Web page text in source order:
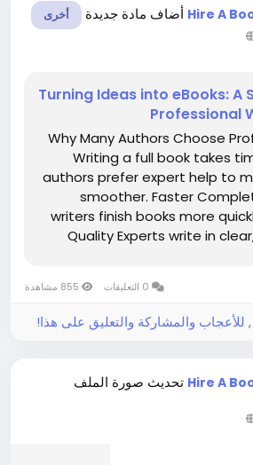
Hire A أضاف مادة جديدة أخرى
Turning Ideas into eBooks: A
Professional
Why Many Authors Choose
Writing a full book takes
authors prefer expert help to
smoother. Faster
writers finish books more
Quality Experts write in
للأعجاب والمشاركة والتعليق على هذا!
Hire A تحديث صورة الملف